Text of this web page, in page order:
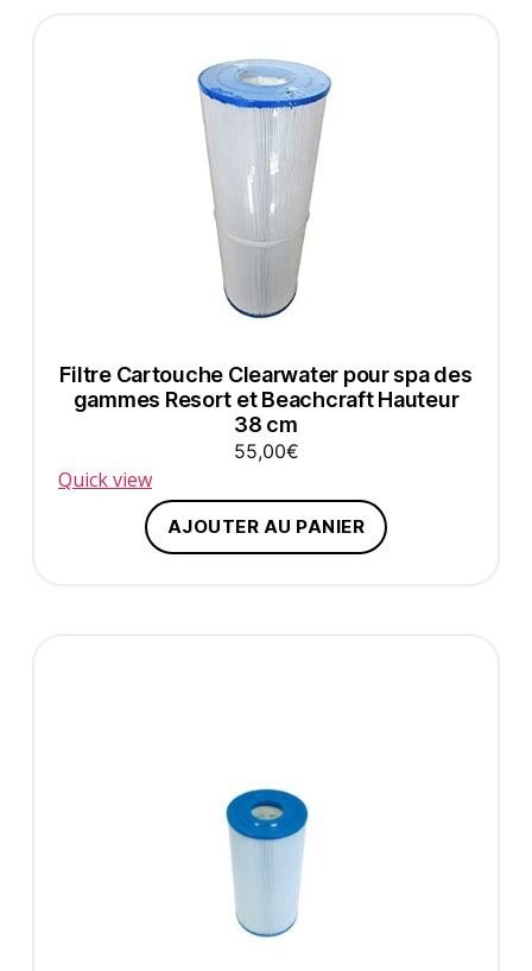
Filtre Cartouche Clearwater pour spa des
gammes Resort et Beachcraft Hauteur
38 cm
55,00€
Quick view
AJOUTER AU PANIER